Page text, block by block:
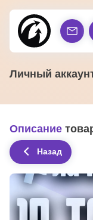
Личный
Описание
Назад